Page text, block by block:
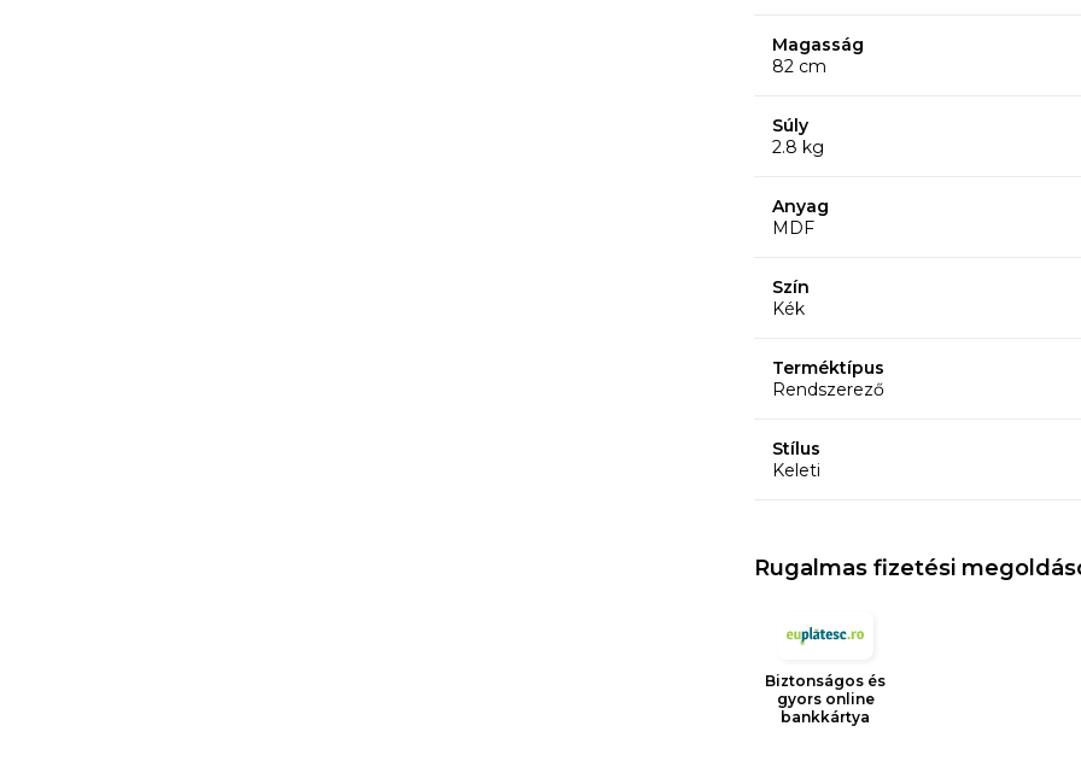
Magasság
82 cm
Súly
2.8 kg
Anyag
MDF
Szín
Kék
Terméktípus
Rendszerező
Stílus
Keleti
Rugalmas fizetési
Biztonságos és
gyors online
bankkártya